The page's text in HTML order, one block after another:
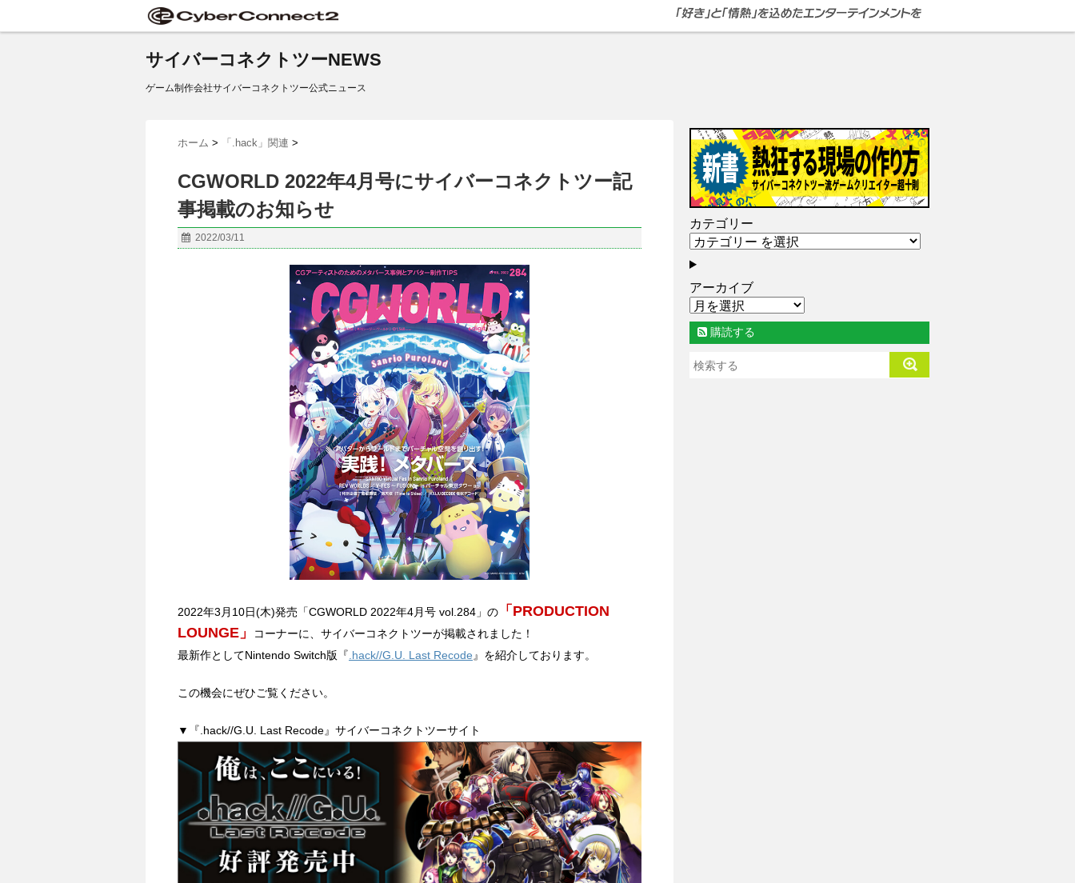
サイバーコネクトツーNEWS
ゲーム制作会社サイバーコネクトツー公式ニュース
ホーム > 「.hack」関連 >
CGWORLD 2022年4月号にサイバーコネクトツー記
事掲載のお知らせ
2022/03/11
2022年3月10日(木)発売「CGWORLD 2022年4月号 vol.284」の
「PRODUCTION
LOUNGE」
コーナーに、サイバーコネクトツーが掲載されました！
最新作としてNintendo Switch版『.hack//G.U. Last Recode』を紹介しております。
この機会にぜひご覧ください。
▼『.hack//G.U. Last Recode』サイバーコネクトツーサイト
カテゴリー
アーカイブ
購読する